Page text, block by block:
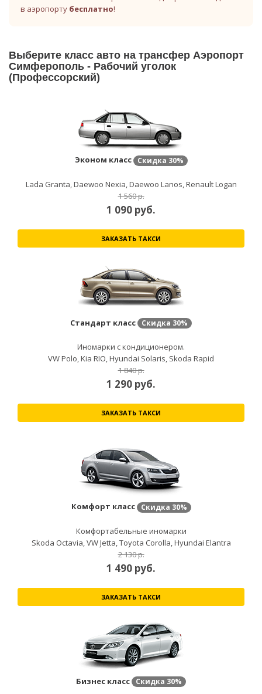
в аэропорту бесплатно!
Выберите класс авто на трансфер Аэропорт
Симферополь - Рабочий уголок
(Профессорский)
Эконом класс Скидка 30%
Lada Granta, Daewoo Nexia, Daewoo Lanos, Renault Logan
1 560 р.
1 090 руб.
ЗАКАЗАТЬ ТАКСИ
Стандарт класс Скидка 30%
Иномарки с кондиционером.
VW Polo, Kia RIO, Hyundai Solaris, Skoda Rapid
1 840 р.
1 290 руб.
ЗАКАЗАТЬ ТАКСИ
Комфорт класс Скидка 30%
Комфортабельные иномарки
Skoda Octavia, VW Jetta, Toyota Corolla, Hyundai Elantra
2 130 р.
1 490 руб.
ЗАКАЗАТЬ ТАКСИ
Бизнес класс Скидка 30%